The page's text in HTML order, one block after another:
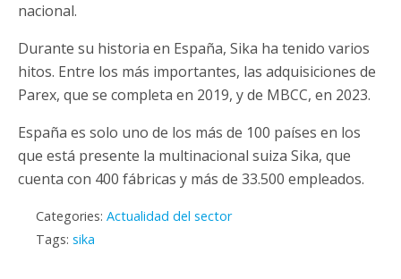
nacional.
Durante su historia en España, Sika ha tenido varios
hitos. Entre los más importantes, las adquisiciones de
Parex, que se completa en 2019, y de MBCC, en 2023.
España es solo uno de los más de 100 países en los
que está presente la multinacional suiza Sika, que
cuenta con 400 fábricas y más de 33.500 empleados.
Categories: Actualidad del sector
Tags: sika